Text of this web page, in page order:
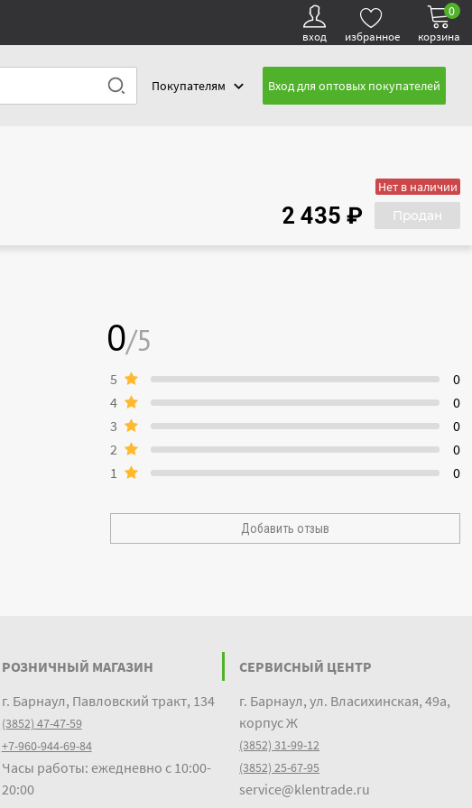
вход избранное корзина
0
Покупателям Вход для оптовых покупателей
Нет в наличии
2 435 ₽ Продан
0/5
5
0
4
0
3
0
2
0
1
0
Добавить отзыв
РОЗНИЧНЫЙ МАГАЗИН
г. Барнаул, Павловский тракт, 134
(3852) 47-47-59
+7-960-944-69-84
Часы работы: ежедневно с 10:00-
20:00
СЕРВИСНЫЙ ЦЕНТР
г. Барнаул, ул. Власихинская, 49а,
корпус Ж
(3852) 31-99-12
(3852) 25-67-95
service@klentrade.ru